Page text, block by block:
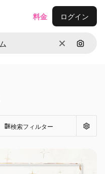
消去 画像で
料金 ログイン
検索フィルター